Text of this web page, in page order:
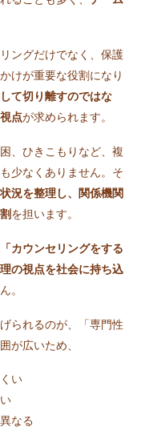
ングだけでなく、保護
けが重要な役割になり
て切り離すのではな
点が求められます。
、ひきこもりなど、複
少なくありません。そ
況を整理し、関係機関
を担います。
カウンセリングをする
の視点を社会に持ち込
。
られるのが、「専門性
が広いため、
い
なる